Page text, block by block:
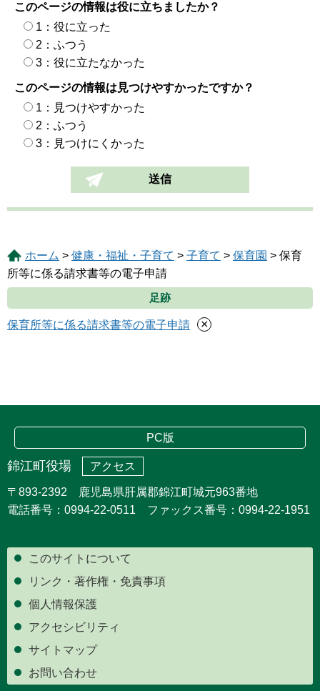
このページの情報は役に立ちましたか？
1：役に立った
2：ふつう
3：役に立たなかった
このページの情報は見つけやすかったですか？
1：見つけやすかった
2：ふつう
3：見つけにくかった
ホーム > 健康・福祉・子育て > 子育て > 保育園 > 保育
所等に係る請求書等の電子申請
足跡
保育所等に係る請求書等の電子申請 ×
PC版
錦江町役場 アクセス
〒893-2392 鹿児島県肝属郡錦江町城元963番地
電話番号：0994-22-0511 ファックス番号：0994-22-1951
このサイトについて
リンク・著作権・免責事項
個人情報保護
アクセシビリティ
サイトマップ
お問い合わせ